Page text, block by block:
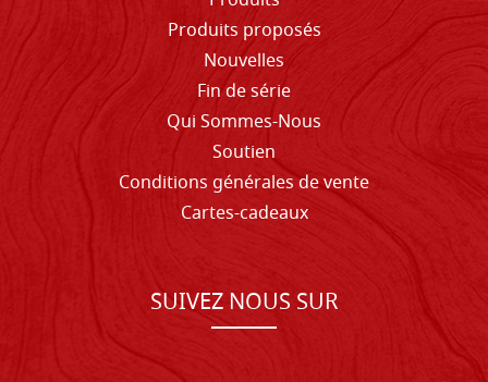
Produits proposés
Nouvelles
Fin de série
Qui Sommes-Nous
Soutien
Conditions générales de vente
Cartes-cadeaux
SUIVEZ NOUS SUR